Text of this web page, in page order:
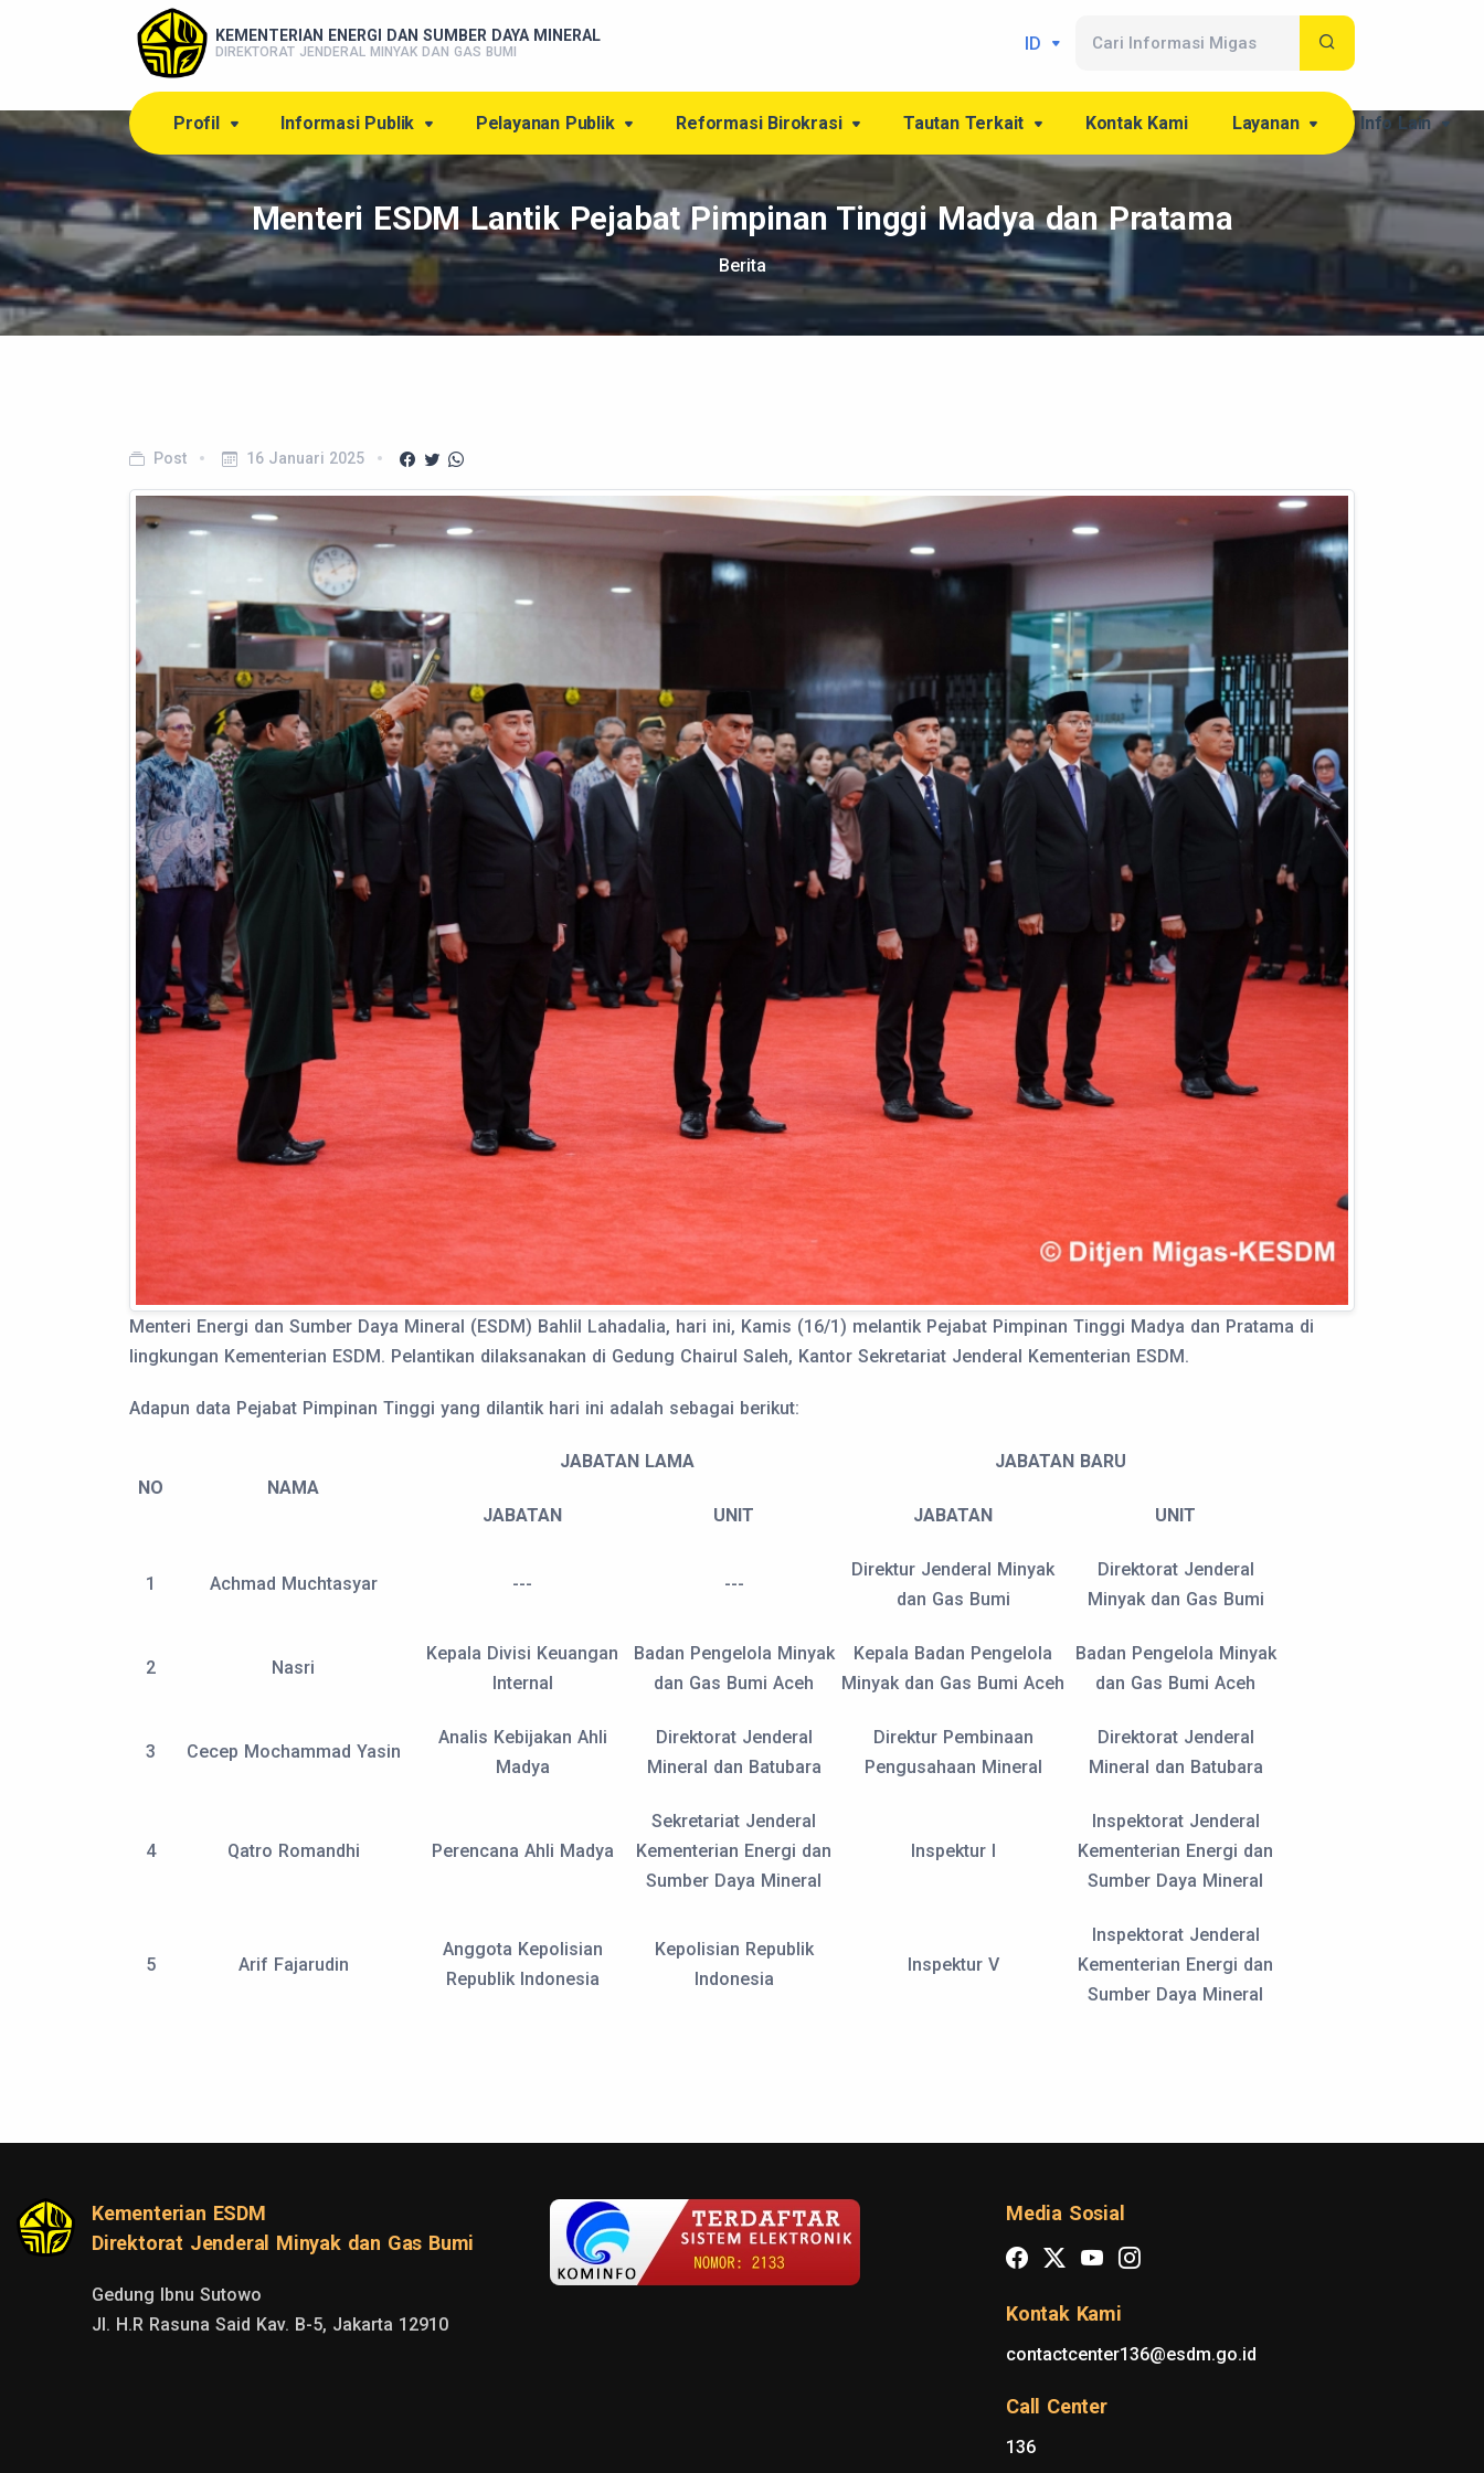
KEMENTERIAN ENERGI DAN SUMBER DAYA MINERAL
DIREKTORAT JENDERAL MINYAK DAN GAS BUMI ID
Profil Informasi Publik Pelayanan Publik Reformasi Birokrasi Tautan Terkait Kontak Kami Layanan Info Lain
Menteri ESDM Lantik Pejabat Pimpinan Tinggi Madya dan Pratama
Berita
Post 16 Januari 2025
Menteri Energi dan Sumber Daya Mineral (ESDM) Bahlil Lahadalia, hari ini, Kamis (16/1) melantik Pejabat Pimpinan Tinggi Madya dan Pratama di
lingkungan Kementerian ESDM. Pelantikan dilaksanakan di Gedung Chairul Saleh, Kantor Sekretariat Jenderal Kementerian ESDM.
Adapun data Pejabat Pimpinan Tinggi yang dilantik hari ini adalah sebagai berikut:
NO NAMA
JABATAN LAMA JABATAN BARU
JABATAN UNIT JABATAN UNIT
1 Achmad Muchtasyar --- ---
Direktur Jenderal Minyak
dan Gas Bumi
Direktorat Jenderal
Minyak dan Gas Bumi
2 Nasri
Kepala Divisi Keuangan
Internal
Badan Pengelola Minyak
dan Gas Bumi Aceh
Kepala Badan Pengelola
Minyak dan Gas Bumi Aceh
Badan Pengelola Minyak
dan Gas Bumi Aceh
3 Cecep Mochammad Yasin
Analis Kebijakan Ahli
Madya
Direktorat Jenderal
Mineral dan Batubara
Direktur Pembinaan
Pengusahaan Mineral
Direktorat Jenderal
Mineral dan Batubara
4 Qatro Romandhi Perencana Ahli Madya
Sekretariat Jenderal
Kementerian Energi dan
Sumber Daya Mineral
Inspektur I
Inspektorat Jenderal
Kementerian Energi dan
Sumber Daya Mineral
5 Arif Fajarudin
Anggota Kepolisian
Republik Indonesia
Kepolisian Republik
Indonesia
Inspektur V
Inspektorat Jenderal
Kementerian Energi dan
Sumber Daya Mineral
Kementerian ESDM
Direktorat Jenderal Minyak dan Gas Bumi
Gedung Ibnu Sutowo
Jl. H.R Rasuna Said Kav. B-5, Jakarta 12910
Media Sosial
Kontak Kami
contactcenter136@esdm.go.id
Call Center
136